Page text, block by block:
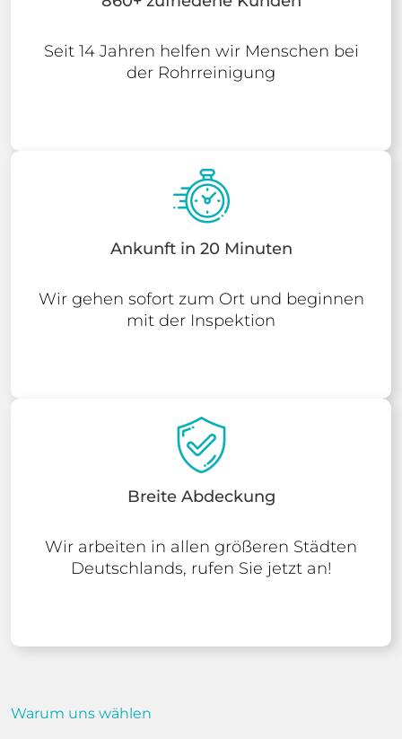
Seit 14 Jahren helfen wir Menschen bei
der Rohrreinigung
Ankunft in 20 Minuten
Wir gehen sofort zum Ort und beginnen
mit der Inspektion
Breite Abdeckung
Wir arbeiten in allen größeren Städten
Deutschlands, rufen Sie jetzt an!
Warum uns wählen